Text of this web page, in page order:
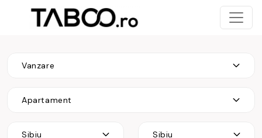
Vanzare
Apartament
Sibiu Sibiu